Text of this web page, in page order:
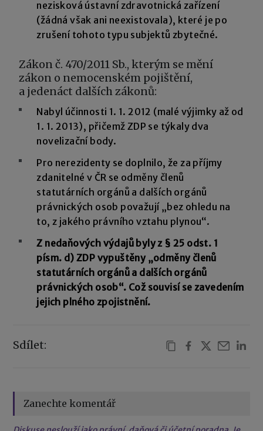
nezisková ústavní zdravotnická zařízení
(žádná však ani neexistovala), které je po
zrušení tohoto typu subjektů zbytečné.
Zákon č. 470/2011 Sb., kterým se mění
zákon o nemocenském pojištění,
a jedenáct dalších zákonů:
Nabyl účinnosti 1. 1. 2012 (malé výjimky až od
1. 1. 2013), přičemž ZDP se týkaly dva
novelizační body.
Pro nerezidenty se doplnilo, že za příjmy
zdanitelné v ČR se odměny členů
statutárních orgánů a dalších orgánů
právnických osob považují „bez ohledu na
to, z jakého právního vztahu plynou“.
Z nedaňových výdajů byly z § 25 odst. 1
písm. d) ZDP vypuštěny „odměny členů
statutárních orgánů a dalších orgánů
právnických osob“. Což souvisí se zavedením
jejich plného zpojistnění.
Sdílet:
Zanechte komentář